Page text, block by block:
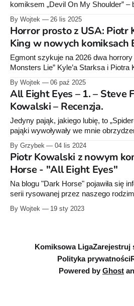
komiksem „Devil On My Shoulder” –
zemsty napisanym przez Kyle’a
By Wojtek 26 lis 2025
Horror prosto z USA: Piotr
King w nowych komiksach
Egmont szykuje na 2026 dwa
Monsters Lie” Kyle’a Starksa i Piotra
of Wyndhorn” Toma Kinga i Bilquis
szumu w Stanach.
By Wojtek 06 paź 2025
All Eight Eyes – 1. – Steve
Kowalski – Recenzja.
Jedyny pająk, jakiego lubię, to
pająki wywoływały we mnie
te włochate. Do tego te
Może nie cierpię na arachnofobię, ale
sympatyków tych stworzeń. Co
poobcować za pośrednictwem filmu,
By Grzybek 04 lis 2024
Piotr Kowalski z nowym
Horse - "All Eight Eyes"
Na blogu "Dark Horse" pojawiła się
serii rysowanej przez naszego
Kowalskiego (m.in. "Gail"). Będzie to
(#1-4). Komiks zadebiutuje w
By Wojtek 19 sty 2023
Komiksowa LigaZarejestruj
Polityka prywatności
Powered by Ghost